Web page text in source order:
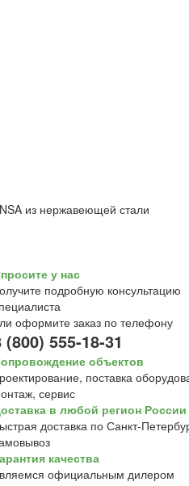
из нержавеющей стали
у нас
подробную консультацию
оформите заказ по телефону
(800) 555-18-31
объектов
поставка
сервис
в любой регион России
доставка по Санкт-
качества
официальным дилером